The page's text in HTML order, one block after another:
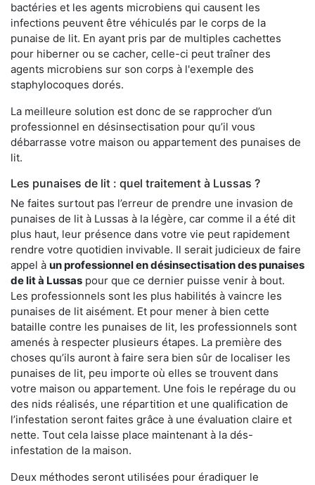
bactéries et les agents microbiens qui causent les
infections peuvent être véhiculés par le corps de la
punaise de lit. En ayant pris par de multiples cachettes
pour hiberner ou se cacher, celle-ci peut traîner des
agents microbiens sur son corps à l'exemple des
staphylocoques dorés.
La meilleure solution est donc de se rapprocher d’un
professionnel en désinsectisation pour qu’il vous
débarrasse votre maison ou appartement des punaises de
lit.
Les punaises de lit : quel traitement à Lussas ?
Ne faites surtout pas l’erreur de prendre une invasion de
punaises de lit à Lussas à la légère, car comme il a été dit
plus haut, leur présence dans votre vie peut rapidement
rendre votre quotidien invivable. Il serait judicieux de faire
appel à un professionnel en désinsectisation des punaises
de lit à Lussas pour que ce dernier puisse venir à bout.
Les professionnels sont les plus habilités à vaincre les
punaises de lit aisément. Et pour mener à bien cette
bataille contre les punaises de lit, les professionnels sont
amenés à respecter plusieurs étapes. La première des
choses qu’ils auront à faire sera bien sûr de localiser les
punaises de lit, peu importe où elles se trouvent dans
votre maison ou appartement. Une fois le repérage du ou
des nids réalisés, une répartition et une qualification de
l’infestation seront faites grâce à une évaluation claire et
nette. Tout cela laisse place maintenant à la dés-
infestation de la maison.
Deux méthodes seront utilisées pour éradiquer le